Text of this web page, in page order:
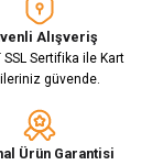
Alışveriş
SSL Sertifika ile Kart
güvende.
Ürün Garantisi